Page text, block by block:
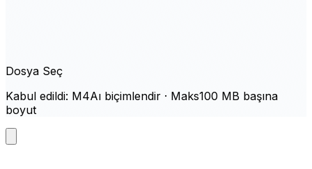
Dosya Seç
Kabul edildi: M4Aı biçimlendir · Maks100 MB başına
boyut